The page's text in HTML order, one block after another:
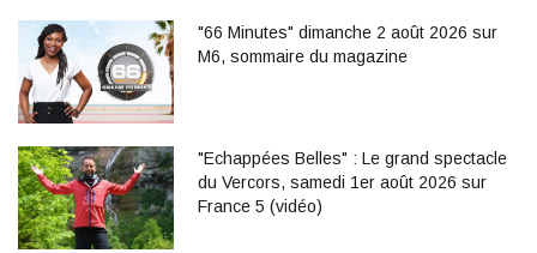
"66 Minutes" dimanche 2 août 2026 sur
M6, sommaire du magazine
"Echappées Belles" : Le grand spectacle
du Vercors, samedi 1er août 2026 sur
France 5 (vidéo)